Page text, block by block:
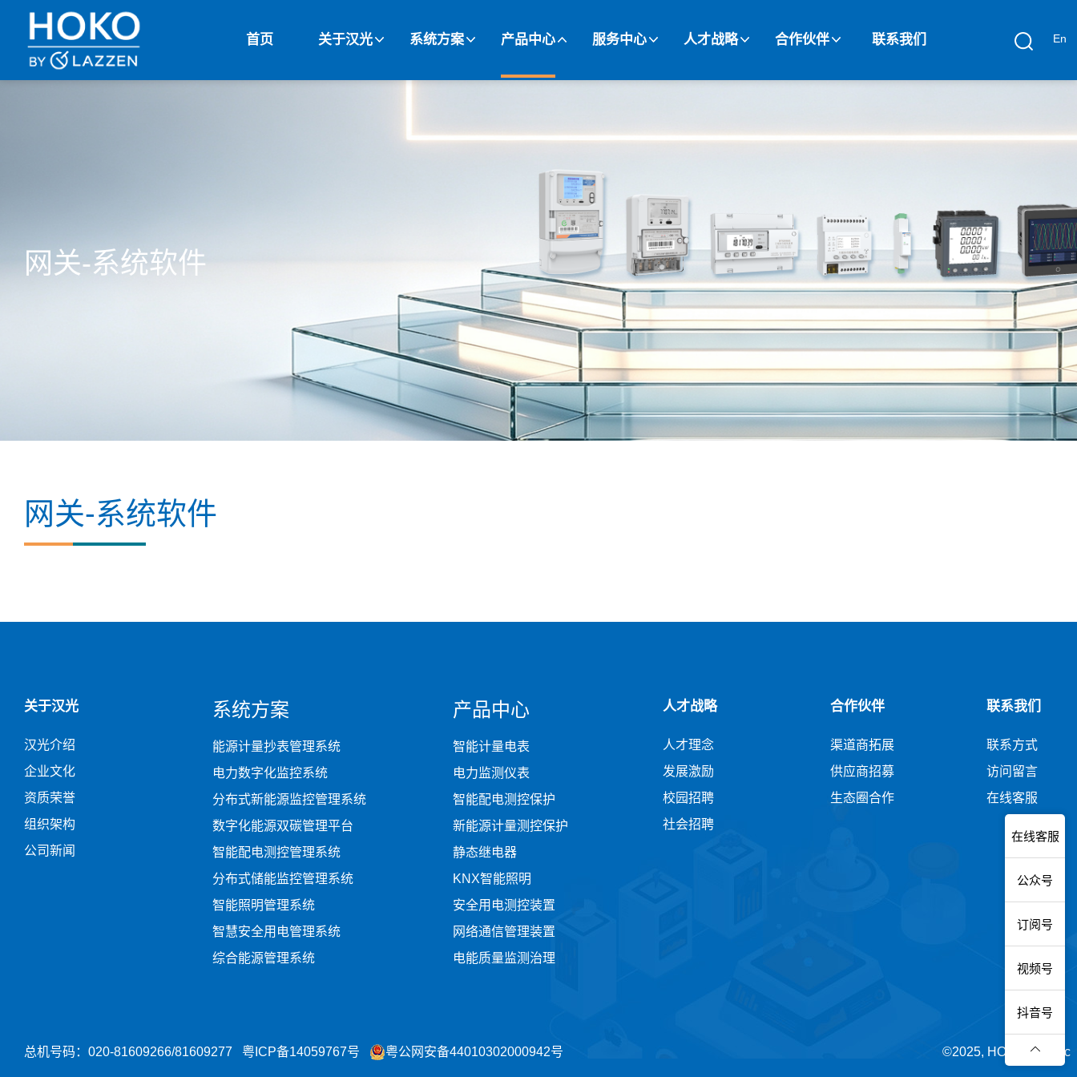
首页 关于汉光 系统方案 产品中心 服务中心 人才战略 合作伙伴 联系我们 En
网关-系统软件
网关-系统软件
关于汉光
汉光介绍
企业文化
资质荣誉
组织架构
公司新闻
系统方案
能源计量抄表管理系统
电力数字化监控系统
分布式新能源监控管理系统
数字化能源双碳管理平台
智能配电测控管理系统
分布式储能监控管理系统
智能照明管理系统
智慧安全用电管理系统
综合能源管理系统
产品中心
智能计量电表
电力监测仪表
智能配电测控保护
新能源计量测控保护
静态继电器
KNX智能照明
安全用电测控装置
网络通信管理装置
电能质量监测治理
人才战略
人才理念
发展激励
校园招聘
社会招聘
合作伙伴
渠道商拓展
供应商招募
生态圈合作
联系我们
联系方式
访问留言
在线客服
总机号码：020-81609266/81609277 粤ICP备14059767号 粤公网安备44010302000942号 ©2025, HOKO Electric
在线客服
公众号
订阅号
视频号
抖音号